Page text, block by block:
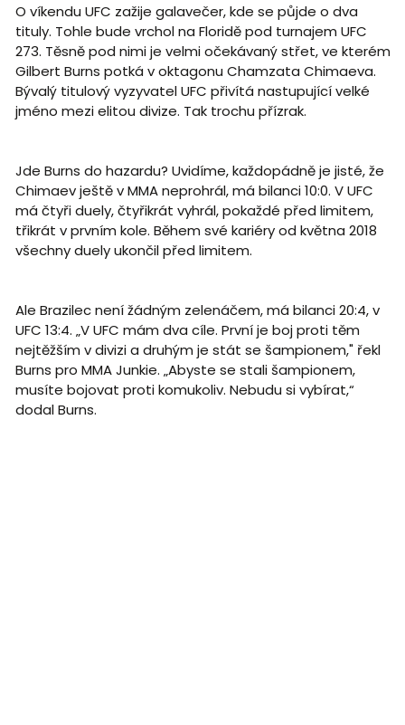
O víkendu UFC zažije galavečer, kde se půjde o dva
tituly. Tohle bude vrchol na Floridě pod turnajem UFC
273. Těsně pod nimi je velmi očekávaný střet, ve kterém
Gilbert Burns potká v oktagonu Chamzata Chimaeva.
Bývalý titulový vyzyvatel UFC přivítá nastupující velké
jméno mezi elitou divize. Tak trochu přízrak.
Jde Burns do hazardu? Uvidíme, každopádně je jisté, že
Chimaev ještě v MMA neprohrál, má bilanci 10:0. V UFC
má čtyři duely, čtyřikrát vyhrál, pokaždé před limitem,
třikrát v prvním kole. Během své kariéry od května 2018
všechny duely ukončil před limitem.
Ale Brazilec není žádným zelenáčem, má bilanci 20:4, v
UFC 13:4. „V UFC mám dva cíle. První je boj proti těm
nejtěžším v divizi a druhým je stát se šampionem," řekl
Burns pro MMA Junkie. „Abyste se stali šampionem,
musíte bojovat proti komukoliv. Nebudu si vybírat,“
dodal Burns.